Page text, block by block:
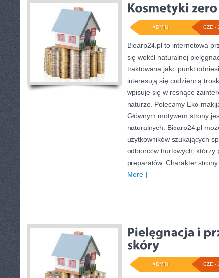
CZE -
ADMIN
Bioarp24.pl to internetowa
się wokół naturalnej
traktowana jako punkt
interesują się codzienną
wpisuje się w rosnące
naturze. Polecamy Eko-
Głównym motywem strony
naturalnych. Bioarp24.pl
użytkowników szukających
odbiorców hurtowych, którzy
preparatów. Charakter
More ]
CZE -
ADMIN